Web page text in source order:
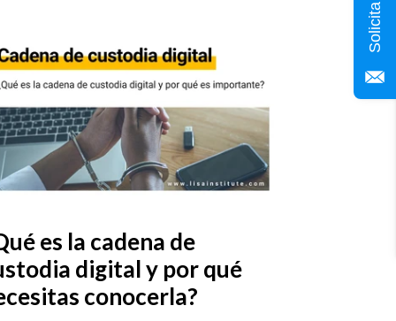
es la cadena de
digital y por qué
conocerla?